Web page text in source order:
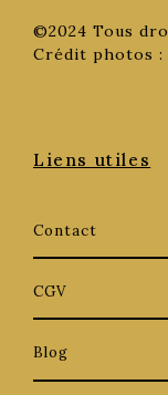
©2024 Tous
Crédit photos :
Liens utiles
Contact
CGV
Blog